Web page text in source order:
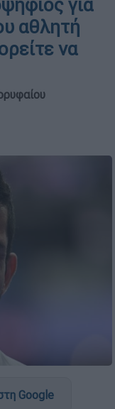
για
αθλητή
να
Google